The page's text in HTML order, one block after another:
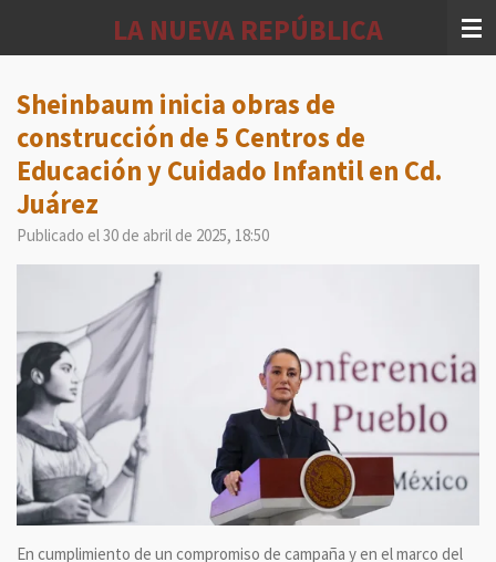
principal
LA NUEVA REPÚBLICA
Sheinbaum inicia obras de
construcción de 5 Centros de
Educación y Cuidado Infantil en Cd.
Juárez
Publicado el 30 de abril de 2025, 18:50
En cumplimiento de un compromiso de campaña y en el marco del